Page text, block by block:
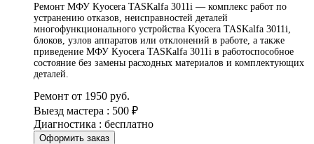
Ремонт МФУ Kyocera TASKalfa 3011i — комплекс работ по
устранению отказов, неисправностей деталей
многофункционального устройства Kyocera TASKalfa 3011i,
блоков, узлов аппаратов или отклонений в работе, а также
приведение МФУ Kyocera TASKalfa 3011i в работоспособное
состояние без замены расходных материалов и комплектующих
деталей.
Ремонт от 1950 руб.
Выезд мастера : 500 ₽
Диагностика : бесплатно
Оформить заказ